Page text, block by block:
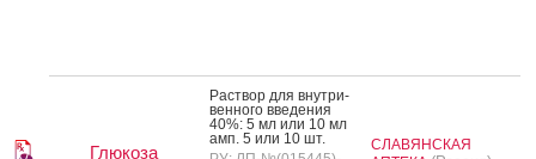
Глюкоза
Рас­твор для внут­ри­
вен­но­го вве­дения
40%: 5 мл или 10 мл
амп. 5 или 10 шт.
СЛАВЯНСКАЯ